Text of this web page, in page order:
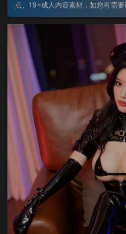
点、18+成人内容素材，如您有需